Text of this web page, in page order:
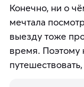
Конечно, ни о
мечтала
выезду тоже
время. Поэтому